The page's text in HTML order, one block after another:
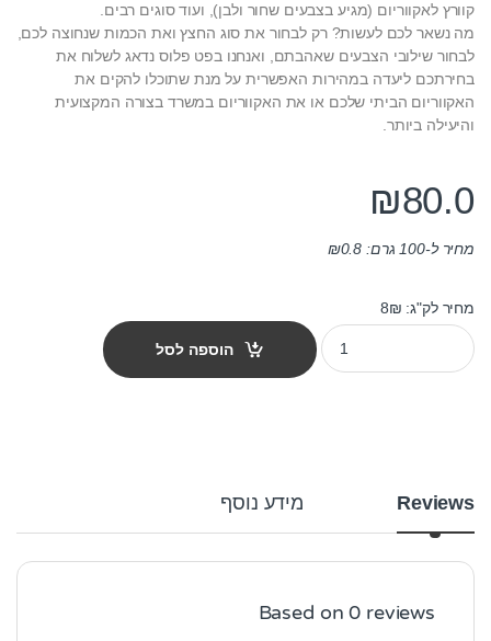
קוורץ לאקווריום (מגיע בצבעים שחור ולבן), ועוד סוגים רבים.
מה נשאר לכם לעשות? רק לבחור את סוג החצץ ואת הכמות שנחוצה לכם,
לבחור שילובי הצבעים שאהבתם, ואנחנו בפט פלוס נדאג לשלוח את
בחירתכם ליעדה במהירות האפשרית על מנת שתוכלו להקים את
האקווריום הביתי שלכם או את האקווריום במשרד בצורה המקצועית
והיעילה ביותר.
₪80.0
מחיר ל-100 גרם: ₪0.8
מחיר לק"ג: 8₪
חצץ טבעי לאקווריום - צבע נטורל 10 ק"ג quantity
הוספה לסל
Reviews מידע נוסף
Based on 0 reviews